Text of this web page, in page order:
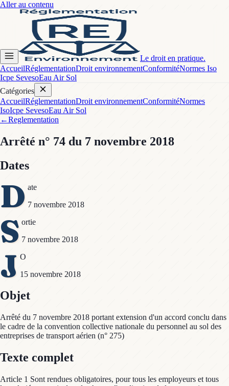
Aller au contenu
Le droit en pratique.
AccueilRéglementationDroit environnementConformitéNormes Iso
Icpe SevesoEau Air Sol
Catégories
AccueilRéglementationDroit environnementConformitéNormes
IsoIcpe SevesoEau Air Sol
←Reglementation
Arrêté n° 74 du 7 novembre 2018
Dates
D ate
7 novembre 2018
S ortie
7 novembre 2018
J O
15 novembre 2018
Objet
Arrêté du 7 novembre 2018 portant extension d'un accord conclu dans
le cadre de la convention collective nationale du personnel au sol des
entreprises de transport aérien (n° 275)
Texte complet
Article 1 Sont rendues obligatoires, pour tous les employeurs et tous